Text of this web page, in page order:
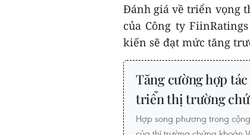
Đánh giá về triển vọng
của Công ty
kiến sẽ đạt mức tăng
Tăng cường hợp
triển thị trường
Hợp song phương trong